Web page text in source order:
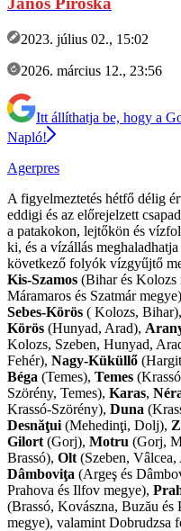
2023. július 02., 15:02
2026. március 12., 23:56
Itt állíthatja be, hogy a
Napló!
Agerpres
A figyelmeztetés hétfő délig
eddigi és az előrejelzett
a patakokon, lejtőkön és
ki, és a vízállás
következő folyók vízgyűjtő
Kis-Szamos (Bihar és Kolozs
Máramaros és Szatmár
Sebes-Körös ( Kolozs, Bihar),
Körös (Hunyad, Arad),
Kolozs, Szeben, Hunyad,
Fehér), Nagy-Küküllő
Béga (Temes), Temes
Szörény, Temes), Karas,
Krassó-Szörény), Duna
Desnăţui (Mehedinţi, Dolj),
Gilort (Gorj), Motru (Gorj,
Brassó), Olt (Szeben, Vâlcea,
Dâmboviţa (Argeş és
Prahova és Ilfov megye),
(Brassó, Kovászna, Buzău és
megye), valamint Dobrudzsa